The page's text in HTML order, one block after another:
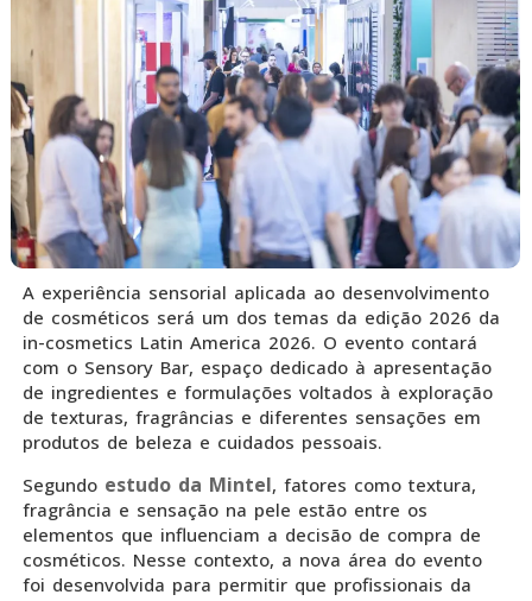
A experiência sensorial aplicada ao desenvolvimento
de cosméticos será um dos temas da edição 2026 da
in-cosmetics Latin America 2026. O evento contará
com o Sensory Bar, espaço dedicado à apresentação
de ingredientes e formulações voltados à exploração
de texturas, fragrâncias e diferentes sensações em
produtos de beleza e cuidados pessoais.
Segundo estudo da Mintel, fatores como textura,
fragrância e sensação na pele estão entre os
elementos que influenciam a decisão de compra de
cosméticos. Nesse contexto, a nova área do evento
foi desenvolvida para permitir que profissionais da